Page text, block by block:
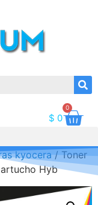
$ 0
0
kyocera/ Toner
Hyb